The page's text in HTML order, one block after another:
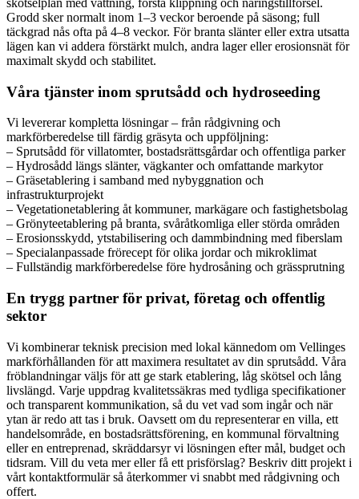
skötselplan med vattning, första klippning och näringstillförsel.
Grodd sker normalt inom 1–3 veckor beroende på säsong; full
täckgrad nås ofta på 4–8 veckor. För branta slänter eller extra utsatta
lägen kan vi addera förstärkt mulch, andra lager eller erosionsnät för
maximalt skydd och stabilitet.
Våra tjänster inom sprutsådd och hydroseeding
Vi levererar kompletta lösningar – från rådgivning och
markförberedelse till färdig gräsyta och uppföljning:
– Sprutsådd för villatomter, bostadsrättsgårdar och offentliga parker
– Hydrosådd längs slänter, vägkanter och omfattande markytor
– Gräsetablering i samband med nybyggnation och
infrastrukturprojekt
– Vegetationetablering åt kommuner, markägare och fastighetsbolag
– Grönyteetablering på branta, svåråtkomliga eller störda områden
– Erosionsskydd, ytstabilisering och dammbindning med fiberslam
– Specialanpassade frörecept för olika jordar och mikroklimat
– Fullständig markförberedelse före hydrosåning och grässprutning
En trygg partner för privat, företag och offentlig
sektor
Vi kombinerar teknisk precision med lokal kännedom om Vellinges
markförhållanden för att maximera resultatet av din sprutsådd. Våra
fröblandningar väljs för att ge stark etablering, låg skötsel och lång
livslängd. Varje uppdrag kvalitetssäkras med tydliga specifikationer
och transparent kommunikation, så du vet vad som ingår och när
ytan är redo att tas i bruk. Oavsett om du representerar en villa, ett
handelsområde, en bostadsrättsförening, en kommunal förvaltning
eller en entreprenad, skräddarsyr vi lösningen efter mål, budget och
tidsram. Vill du veta mer eller få ett prisförslag? Beskriv ditt projekt i
vårt kontaktformulär så återkommer vi snabbt med rådgivning och
offert.